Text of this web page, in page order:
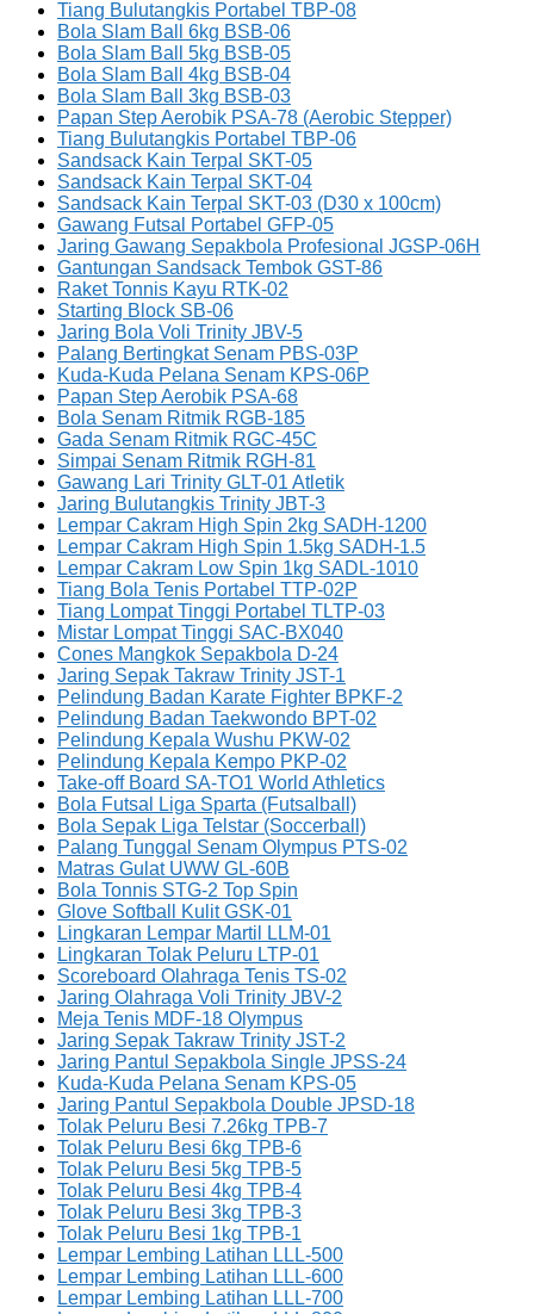
Tiang Bulutangkis Portabel TBP-08
Bola Slam Ball 6kg BSB-06
Bola Slam Ball 5kg BSB-05
Bola Slam Ball 4kg BSB-04
Bola Slam Ball 3kg BSB-03
Papan Step Aerobik PSA-78 (Aerobic Stepper)
Tiang Bulutangkis Portabel TBP-06
Sandsack Kain Terpal SKT-05
Sandsack Kain Terpal SKT-04
Sandsack Kain Terpal SKT-03 (D30 x 100cm)
Gawang Futsal Portabel GFP-05
Jaring Gawang Sepakbola Profesional JGSP-06H
Gantungan Sandsack Tembok GST-86
Raket Tonnis Kayu RTK-02
Starting Block SB-06
Jaring Bola Voli Trinity JBV-5
Palang Bertingkat Senam PBS-03P
Kuda-Kuda Pelana Senam KPS-06P
Papan Step Aerobik PSA-68
Bola Senam Ritmik RGB-185
Gada Senam Ritmik RGC-45C
Simpai Senam Ritmik RGH-81
Gawang Lari Trinity GLT-01 Atletik
Jaring Bulutangkis Trinity JBT-3
Lempar Cakram High Spin 2kg SADH-1200
Lempar Cakram High Spin 1.5kg SADH-1.5
Lempar Cakram Low Spin 1kg SADL-1010
Tiang Bola Tenis Portabel TTP-02P
Tiang Lompat Tinggi Portabel TLTP-03
Mistar Lompat Tinggi SAC-BX040
Cones Mangkok Sepakbola D-24
Jaring Sepak Takraw Trinity JST-1
Pelindung Badan Karate Fighter BPKF-2
Pelindung Badan Taekwondo BPT-02
Pelindung Kepala Wushu PKW-02
Pelindung Kepala Kempo PKP-02
Take-off Board SA-TO1 World Athletics
Bola Futsal Liga Sparta (Futsalball)
Bola Sepak Liga Telstar (Soccerball)
Palang Tunggal Senam Olympus PTS-02
Matras Gulat UWW GL-60B
Bola Tonnis STG-2 Top Spin
Glove Softball Kulit GSK-01
Lingkaran Lempar Martil LLM-01
Lingkaran Tolak Peluru LTP-01
Scoreboard Olahraga Tenis TS-02
Jaring Olahraga Voli Trinity JBV-2
Meja Tenis MDF-18 Olympus
Jaring Sepak Takraw Trinity JST-2
Jaring Pantul Sepakbola Single JPSS-24
Kuda-Kuda Pelana Senam KPS-05
Jaring Pantul Sepakbola Double JPSD-18
Tolak Peluru Besi 7.26kg TPB-7
Tolak Peluru Besi 6kg TPB-6
Tolak Peluru Besi 5kg TPB-5
Tolak Peluru Besi 4kg TPB-4
Tolak Peluru Besi 3kg TPB-3
Tolak Peluru Besi 1kg TPB-1
Lempar Lembing Latihan LLL-500
Lempar Lembing Latihan LLL-600
Lempar Lembing Latihan LLL-700